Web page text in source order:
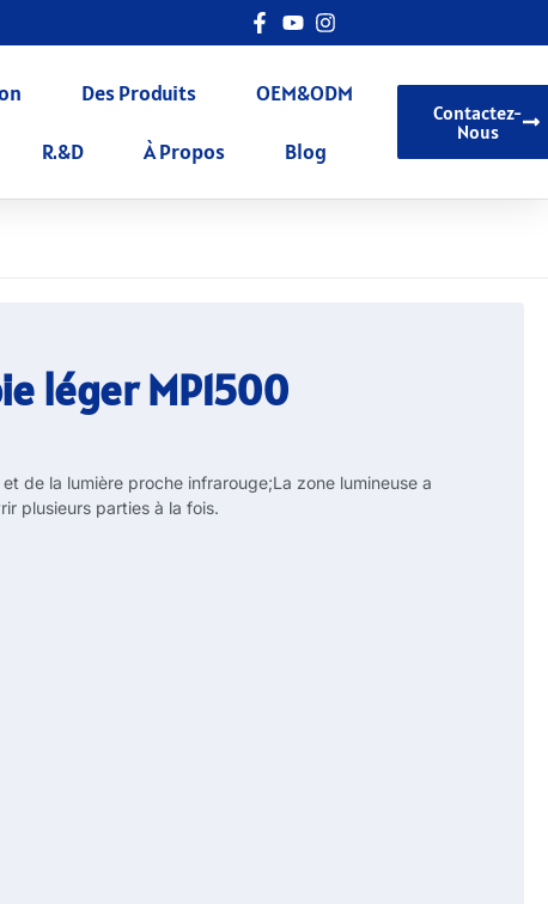
Des Produits OEM&ODM
R.&D À Propos Blog
Contactez-
Nous
léger MP1500
de la lumière proche infrarouge;La zone lumineuse a
plusieurs parties à la fois.